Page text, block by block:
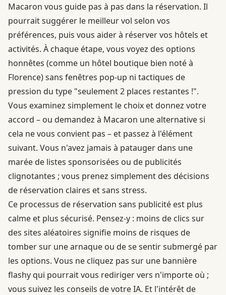
Macaron vous guide pas à pas dans la réservation. Il
pourrait suggérer le meilleur vol selon vos
préférences, puis vous aider à réserver vos hôtels et
activités. À chaque étape, vous voyez des options
honnêtes (comme un hôtel boutique bien noté à
Florence) sans fenêtres pop-up ni tactiques de
pression du type "seulement 2 places restantes !".
Vous examinez simplement le choix et donnez votre
accord – ou demandez à Macaron une alternative si
cela ne vous convient pas – et passez à l'élément
suivant. Vous n'avez jamais à patauger dans une
marée de listes sponsorisées ou de publicités
clignotantes ; vous prenez simplement des décisions
de réservation claires et sans stress.
Ce processus de réservation sans publicité est plus
calme et plus sécurisé. Pensez-y : moins de clics sur
des sites aléatoires signifie moins de risques de
tomber sur une arnaque ou de se sentir submergé par
les options. Vous ne cliquez pas sur une bannière
flashy qui pourrait vous rediriger vers n'importe où ;
vous suivez les conseils de votre IA. Et l'intérêt de